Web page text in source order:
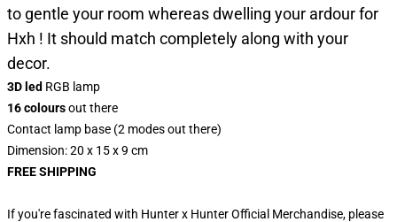
to gentle your room whereas dwelling your ardour for
Hxh ! It should match completely along with your
decor.
3D led RGB lamp
16 coloursout there
Contact lamp base (2 modes out there)
Dimension: 20 x 15 x 9 cm
FREE SHIPPING
If you're fascinated with Hunter x Hunter Official Merchandise, please